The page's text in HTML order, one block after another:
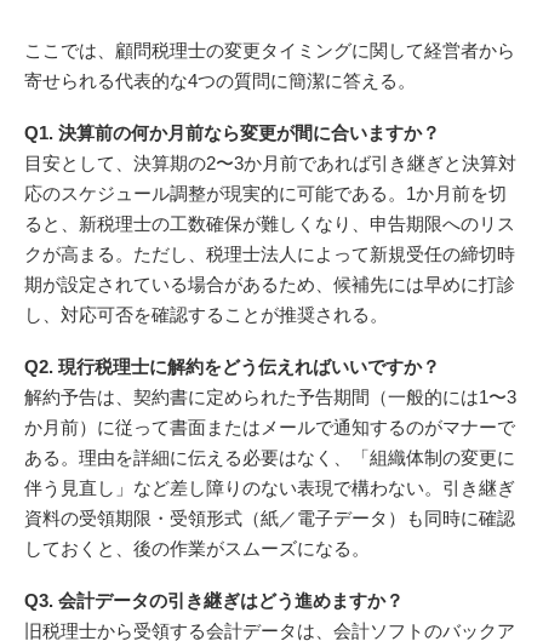
ここでは、顧問税理士の変更タイミングに関して経営者から
寄せられる代表的な4つの質問に簡潔に答える。
Q1. 決算前の何か月前なら変更が間に合いますか？
目安として、決算期の2〜3か月前であれば引き継ぎと決算対
応のスケジュール調整が現実的に可能である。1か月前を切
ると、新税理士の工数確保が難しくなり、申告期限へのリス
クが高まる。ただし、税理士法人によって新規受任の締切時
期が設定されている場合があるため、候補先には早めに打診
し、対応可否を確認することが推奨される。
Q2. 現行税理士に解約をどう伝えればいいですか？
解約予告は、契約書に定められた予告期間（一般的には1〜3
か月前）に従って書面またはメールで通知するのがマナーで
ある。理由を詳細に伝える必要はなく、「組織体制の変更に
伴う見直し」など差し障りのない表現で構わない。引き継ぎ
資料の受領期限・受領形式（紙／電子データ）も同時に確認
しておくと、後の作業がスムーズになる。
Q3. 会計データの引き継ぎはどう進めますか？
旧税理士から受領する会計データは、会計ソフトのバックア